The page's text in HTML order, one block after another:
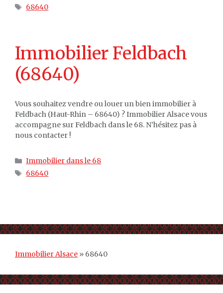
Étiquettes
68640
Immobilier Feldbach
(68640)
Vous souhaitez vendre ou louer un bien immobilier à
Feldbach (Haut-Rhin – 68640) ? Immobilier Alsace vous
accompagne sur Feldbach dans le 68. N’hésitez pas à
nous contacter !
Catégories
Immobilier dans le 68
Étiquettes
68640
Immobilier Alsace » 68640